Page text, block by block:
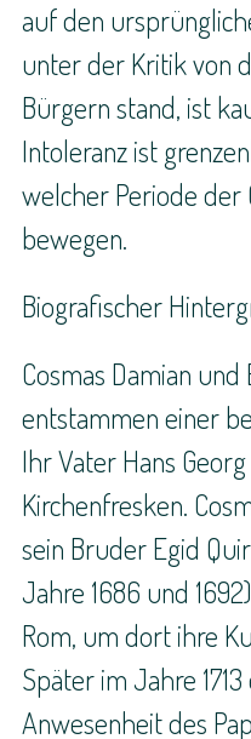
auf den
unter der Kritik von
Bürgern stand, ist
Intoleranz ist
welcher Periode der
bewegen.
Biografischer
Cosmas Damian
entstammen einer
Ihr Vater Hans
Kirchenfresken.
sein Bruder Egid
Jahre 1686 und
Rom, um dort ihre
Später im Jahre
Anwesenheit des